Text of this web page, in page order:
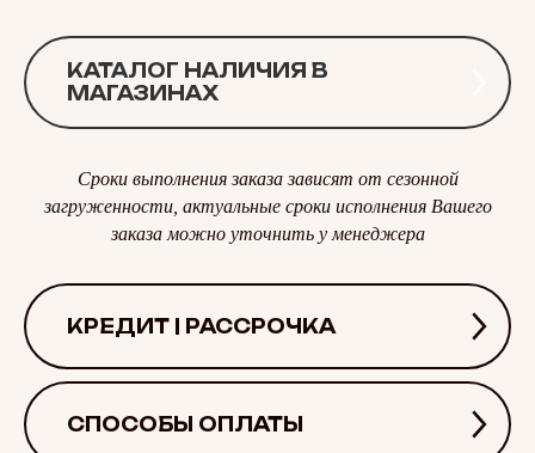
КАТАЛОГ НАЛИЧИЯ В
МАГАЗИНАХ
Сроки выполнения заказа зависят от сезонной
загруженности, актуальные сроки исполнения Вашего
заказа можно уточнить у менеджера
КРЕДИТ | РАССРОЧКА
СПОСОБЫ ОПЛАТЫ